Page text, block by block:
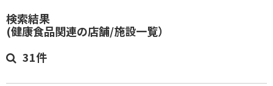
検索結果
(健康食品関連の店舗/施設一覧）
31件